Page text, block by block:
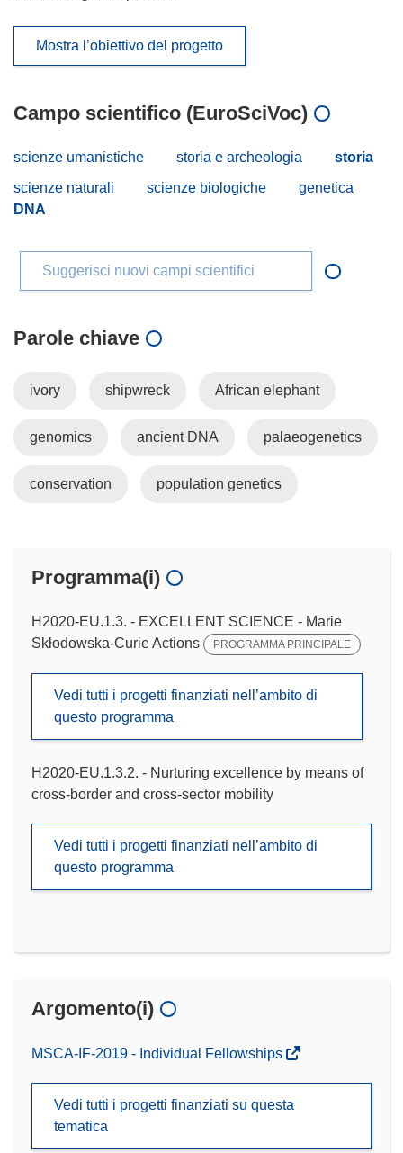
Mostra l’obiettivo del progetto
Campo scientifico (EuroSciVoc)
scienze umanistiche storia e archeologia
storia
scienze naturali
scienze biologiche
genetica
DNA
Suggerisci nuovi campi scientifici
Parole chiave
ivory shipwreck African elephant
genomics ancient DNA palaeogenetics
conservation population genetics
Programma(i)
H2020-EU.1.3. - EXCELLENT SCIENCE - Marie
Skłodowska-Curie Actions
PROGRAMMA PRINCIPALE
Vedi tutti i progetti finanziati nell’ambito di
questo programma
H2020-EU.1.3.2. - Nurturing excellence by means of
cross-border and cross-sector mobility
Vedi tutti i progetti finanziati nell’ambito di
questo programma
Argomento(i)
MSCA-IF-2019 - Individual Fellowships
Vedi tutti i progetti finanziati su questa
tematica